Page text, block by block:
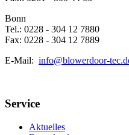
Bonn
Tel.: 0228 - 304 12 7880
Fax: 0228 - 304 12 7889
E-Mail: info@blowerdoor-
Service
Aktuelles